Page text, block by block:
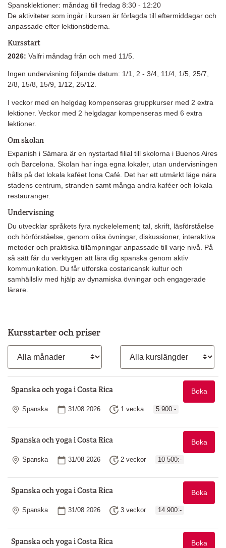
Spansklektioner: måndag till fredag 8:30 - 12:20
De aktiviteter som ingår i kursen är förlagda till eftermiddagar och
anpassade efter lektionstiderna.
Kursstart
2026: Valfri måndag från och med 11/5.
Ingen undervisning följande datum: 1/1, 2 - 3/4, 11/4, 1/5, 25/7,
2/8, 15/8, 15/9, 1/12, 25/12.
I veckor med en helgdag kompenseras gruppkurser med 2 extra
lektioner. Veckor med 2 helgdagar kompenseras med 6 extra
lektioner.
Om skolan
Expanish i Sámara är en nystartad filial till skolorna i Buenos Aires
och Barcelona. Skolan har inga egna lokaler, utan undervisningen
hålls på det lokala kaféet Iona Café. Det har ett utmärkt läge nära
stadens centrum, stranden samt många andra kaféer och lokala
restauranger.
Undervisning
Du utvecklar språkets fyra nyckelelement; tal, skrift, läsförståelse
och hörförståelse, genom olika övningar, diskussioner, interaktiva
metoder och praktiska tillämpningar anpassade till varje nivå. På
så sätt får du verktygen att lära dig spanska genom aktiv
kommunikation. Du får utforska costaricansk kultur och
samhällsliv med hjälp av dynamiska övningar och engagerade
lärare.
Kursstarter och priser
Spanska och yoga i Costa Rica Boka
Plats
Spanska Startdatum
31/08 2026 Längd
1 vecka 5 900:-
Spanska och yoga i Costa Rica Boka
Plats
Spanska Startdatum
31/08 2026 Längd
2 veckor 10 500:-
Spanska och yoga i Costa Rica Boka
Plats
Spanska Startdatum
31/08 2026 Längd
3 veckor 14 900:-
Spanska och yoga i Costa Rica Boka